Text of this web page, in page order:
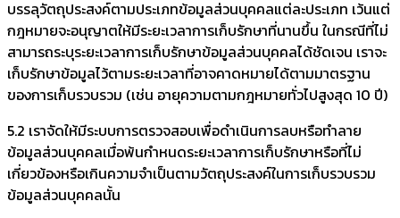
บรรลุวัตถุประสงค์ตามประเภทข้อมูลส่วนบุคคลแต่ละประเภท เว้นแต่
กฎหมายจะอนุญาตให้มีระยะเวลาการเก็บรักษาที่นานขึ้น ในกรณีที่ไม่
สามารถระบุระยะเวลาการเก็บรักษาข้อมูลส่วนบุคคลได้ชัดเจน เราจะ
เก็บรักษาข้อมูลไว้ตามระยะเวลาที่อาจคาดหมายได้ตามมาตรฐาน
ของการเก็บรวบรวม (เช่น อายุความตามกฎหมายทั่วไปสูงสุด 10 ปี)
5.2 เราจัดให้มีระบบการตรวจสอบเพื่อดำเนินการลบหรือทำลาย
ข้อมูลส่วนบุคคลเมื่อพ้นกำหนดระยะเวลาการเก็บรักษาหรือที่ไม่
เกี่ยวข้องหรือเกินความจำเป็นตามวัตถุประสงค์ในการเก็บรวบรวม
ข้อมูลส่วนบุคคลนั้น